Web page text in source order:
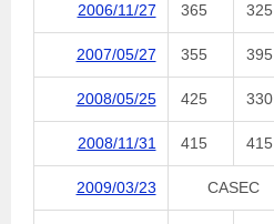
2006/11/27 365 325
2007/05/27 355 395
2008/05/25 425 330
2008/11/31 415 415
2009/03/23 CASEC